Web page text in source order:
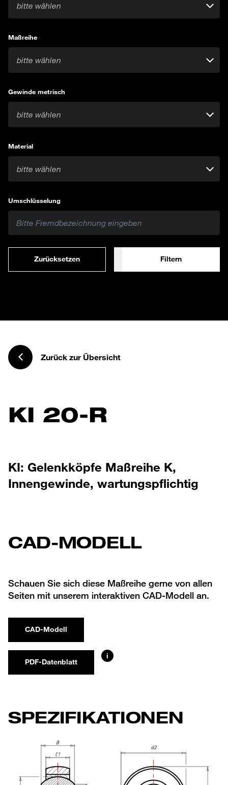
bitte wählen
Maßreihe
bitte wählen
Gewinde metrisch
bitte wählen
Material
bitte wählen
Umschlüsselung
Zurücksetzen Filtern
Zurück zur Übersicht
KI 20-R
KI: Gelenkköpfe Maßreihe K,
Innengewinde, wartungspflichtig
CAD-MODELL
Schauen Sie sich diese Maßreihe gerne von allen
Seiten mit unserem interaktiven CAD-Modell an.
CAD-Modell
PDF-Datenblatt
i
SPEZIFIKATIONEN